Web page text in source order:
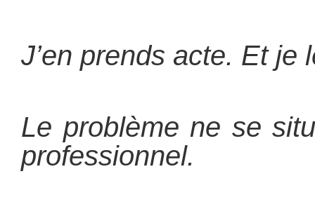
J’en prends acte. Et je
Le problème ne se
professionnel.